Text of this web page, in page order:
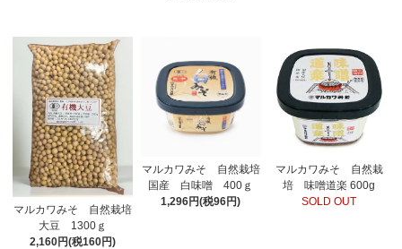
マルカワみそ 自然栽培
大豆 1300ｇ
2,160円(税160円)
マルカワみそ 自然栽培
国産 白味噌 400ｇ
1,296円(税96円)
マルカワみそ 自然栽
培 味噌道楽 600g
SOLD OUT